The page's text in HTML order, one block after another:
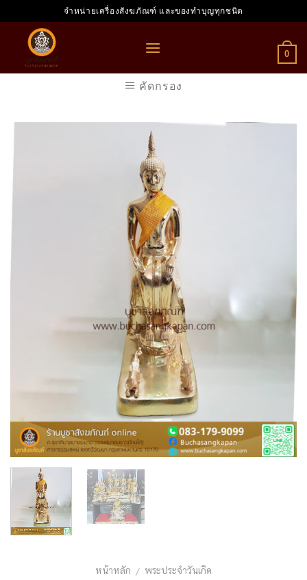
to
content
จำหน่ายเครื่องสังฆภัณฑ์ และของทำบุญทุกชนิด
0
คัดกรอง
หน้าหลัก / พระประจำวันเกิด